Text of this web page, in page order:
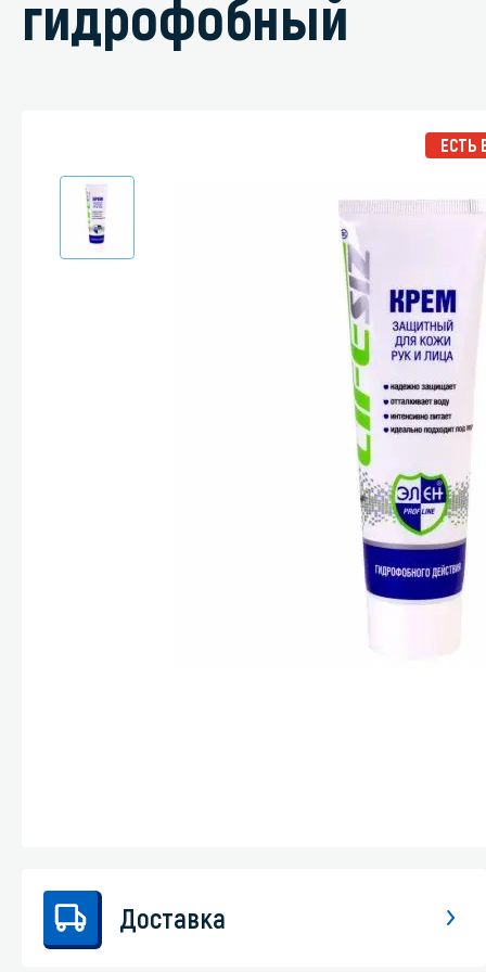
Дегризер
Защитные
стрипперы
Средства
Средства
Средства
Стекла и
Автохимия
гидрофобный
ЕСТЬ
Доставка